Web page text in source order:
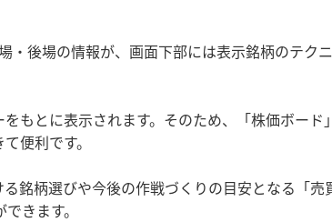
・後場の情報が、画面下部には表示銘柄のテク
もとに表示されます。そのため、「株価ボード
便利です。
銘柄選びや今後の作戦づくりの目安となる「売
きます。